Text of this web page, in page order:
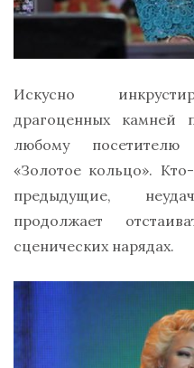
Искусно
драгоценных камней
любому посетителю
«Золотое кольцо».
предыдущие,
продолжает
сценических нарядах.